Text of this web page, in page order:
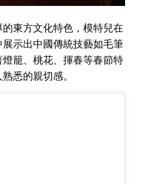
東方文化特色，模特兒在
示出中國傳統技藝如毛筆
籠、桃花、揮春等春節特
悉的親切感。